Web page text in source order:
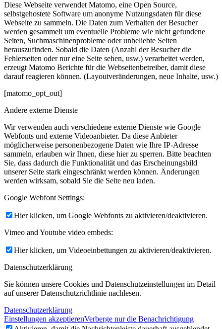
Diese Webseite verwendet Matomo, eine Open Source,
selbstgehostete Software um anonyme Nutzungsdaten für diese
Webseite zu sammeln. Die Daten zum Verhalten der Besucher
werden gesammelt um eventuelle Probleme wie nicht gefundene
Seiten, Suchmaschinenprobleme oder unbeliebte Seiten
herauszufinden. Sobald die Daten (Anzahl der Besucher die
Fehlerseiten oder nur eine Seite sehen, usw.) verarbeitet werden,
erzeugt Matomo Berichte für die Webseitenbetreiber, damit diese
darauf reagieren können. (Layoutveränderungen, neue Inhalte, usw.)
[matomo_opt_out]
Andere externe Dienste
Wir verwenden auch verschiedene externe Dienste wie Google
Webfonts und externe Videoanbieter. Da diese Anbieter
möglicherweise personenbezogene Daten wie Ihre IP-Adresse
sammeln, erlauben wir Ihnen, diese hier zu sperren. Bitte beachten
Sie, dass dadurch die Funktionalität und das Erscheinungsbild
unserer Seite stark eingeschränkt werden können. Änderungen
werden wirksam, sobald Sie die Seite neu laden.
Google Webfont Settings:
Hier klicken, um Google Webfonts zu aktivieren/deaktivieren.
Vimeo and Youtube video embeds:
Hier klicken, um Videoeinbettungen zu aktivieren/deaktivieren.
Datenschutzerklärung
Sie können unsere Cookies und Datenschutzeinstellungen im Detail
auf unserer Datenschutzrichtlinie nachlesen.
Datenschutzerklärung
Einstellungen akzeptierenVerberge nur die Benachrichtigung